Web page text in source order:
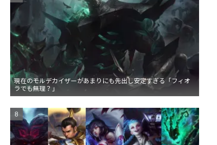
現在のモルデカイザーがあまりにも先出し安定すぎる「フィオ
ラでも無理？」